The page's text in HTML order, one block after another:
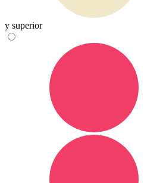
y superior